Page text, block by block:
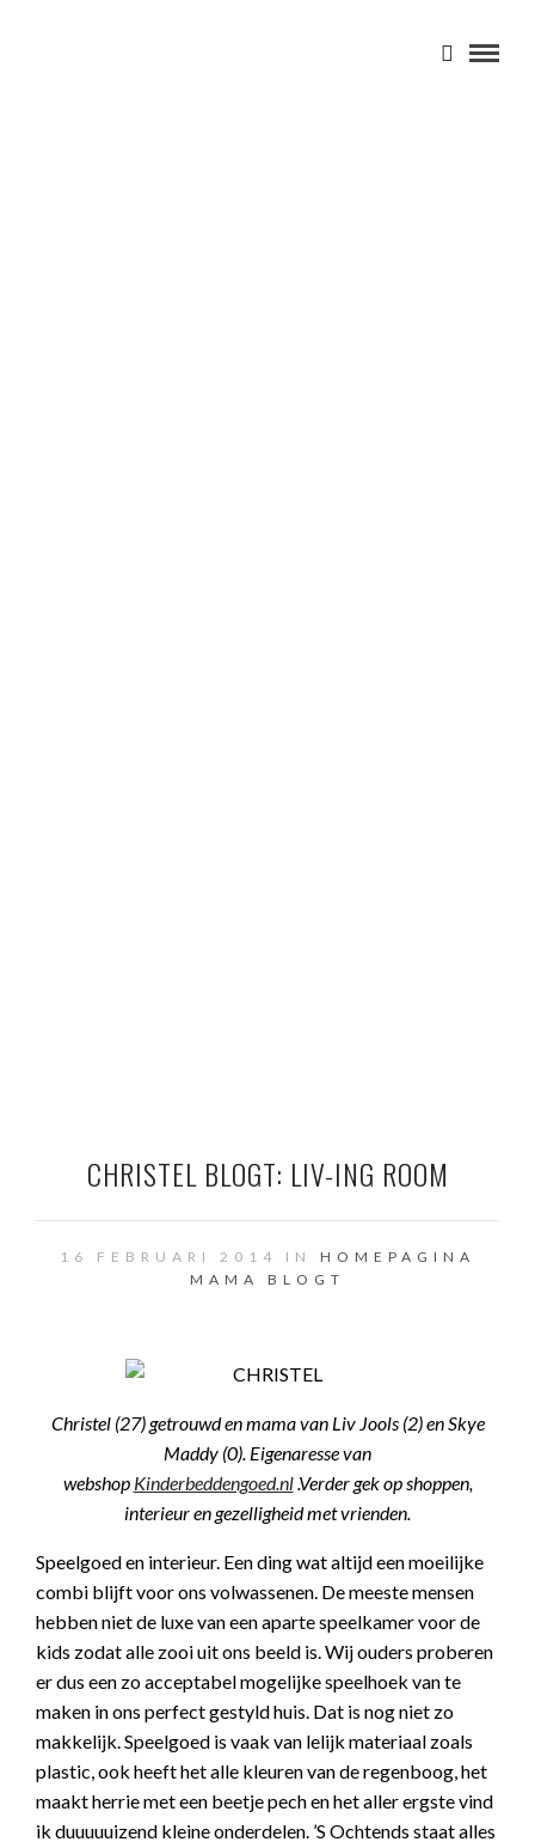
CHRISTEL BLOGT: LIV-ING ROOM
16 FEBRUARI 2014 IN HOMEPAGINA
MAMA BLOGT
Christel (27) getrouwd en mama van Liv Jools (2) en Skye
Maddy (0). Eigenaresse van
webshop Kinderbeddengoed.nl.Verder gekop shoppen,
interieur en gezelligheid met vrienden.
Speelgoed en interieur. Een ding wat altijd een moeilijke
combi blijft voor ons volwassenen. De meeste mensen
hebben niet de luxe van een aparte speelkamer voor de
kids zodat alle zooi uit ons beeld is. Wij ouders proberen
er dus een zo acceptabel mogelijke speelhoek van te
maken in ons perfect gestyld huis. Dat is nog niet zo
makkelijk. Speelgoed is vaak van lelijk materiaal zoals
plastic, ook heeft het alle kleuren van de regenboog, het
maakt herrie met een beetje pech en het aller ergste vind
ik duuuuuizend kleine onderdelen. ’S Ochtends staat alles